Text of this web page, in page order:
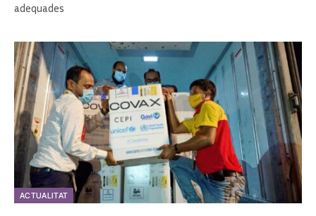
adequades
ACTUALITAT